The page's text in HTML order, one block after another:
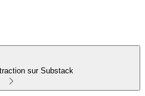
sur Substack